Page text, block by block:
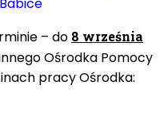
– do 8 września
Ośrodka Pomocy
pracy Ośrodka: